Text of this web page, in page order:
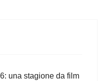
una stagione da film